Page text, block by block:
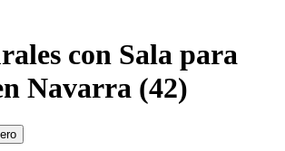
con Sala para
Navarra (42)